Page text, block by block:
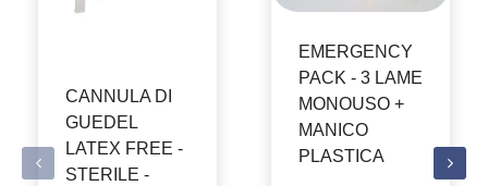
CANNULA DI
GUEDEL
LATEX FREE -
STERILE -
EMERGENCY
PACK - 3 LAME
MONOUSO +
MANICO
PLASTICA